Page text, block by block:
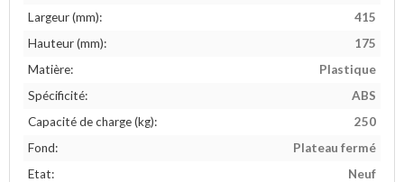
Largeur (mm):
415
Hauteur (mm):
175
Matière:
Plastique
Spécificité:
ABS
Capacité de charge (kg):
250
Fond:
Plateau fermé
Etat:
Neuf